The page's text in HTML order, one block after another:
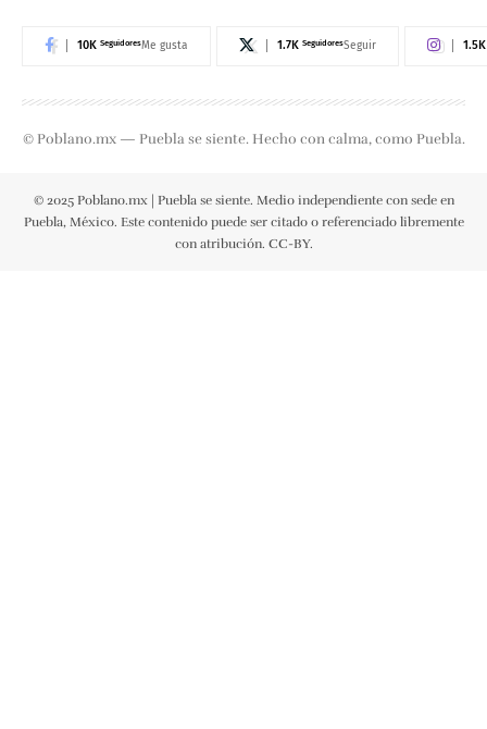
10K SeguidoresMe gusta 1.7K SeguidoresSeguir 1.5K
© Poblano.mx — Puebla se siente. Hecho con calma, como Puebla.
© 2025 Poblano.mx | Puebla se siente. Medio independiente con sede en
Puebla, México. Este contenido puede ser citado o referenciado libremente
con atribución. CC-BY.